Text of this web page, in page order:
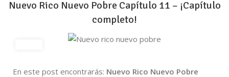
Nuevo Rico Nuevo Pobre Capítulo 11 – ¡Capítulo
completo!
En este post encontrarás: Nuevo Rico Nuevo Pobre